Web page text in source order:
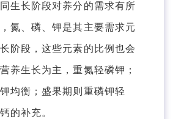
长阶段对养分的需求有所
氮、磷、钾是其主要需求元
阶段，这些元素的比例也会
养生长为主，重氮轻磷钾；
均衡；盛果期则重磷钾轻
的补充。